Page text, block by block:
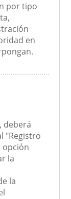
por tipo
en
deberá
"Registro
opción
la
la